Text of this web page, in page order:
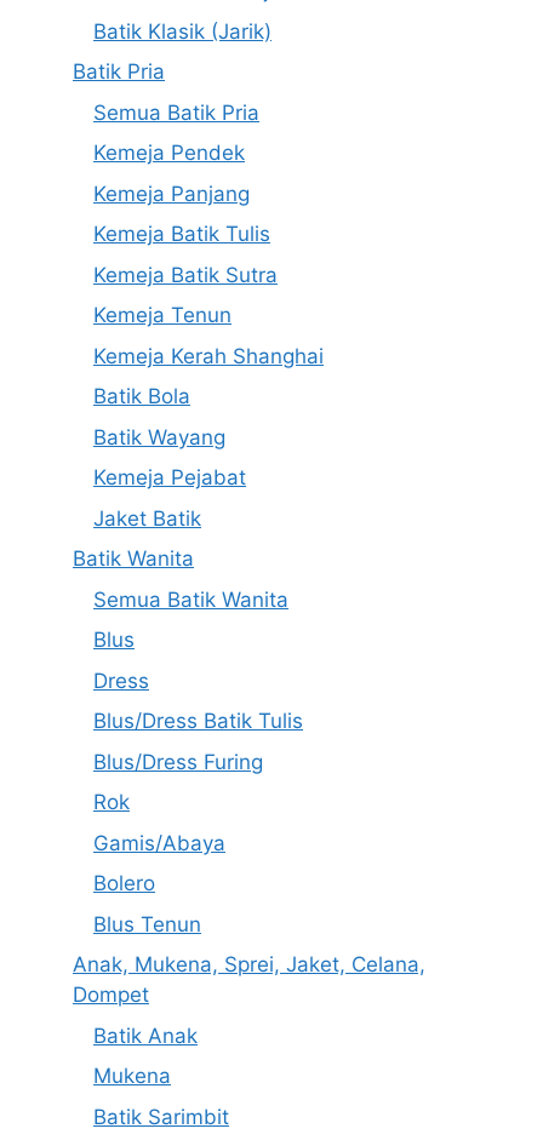
Batik Klasik (Jarik)
Batik Pria
Semua Batik Pria
Kemeja Pendek
Kemeja Panjang
Kemeja Batik Tulis
Kemeja Batik Sutra
Kemeja Tenun
Kemeja Kerah Shanghai
Batik Bola
Batik Wayang
Kemeja Pejabat
Jaket Batik
Batik Wanita
Semua Batik Wanita
Blus
Dress
Blus/Dress Batik Tulis
Blus/Dress Furing
Rok
Gamis/Abaya
Bolero
Blus Tenun
Anak, Mukena, Sprei, Jaket, Celana,
Dompet
Batik Anak
Mukena
Batik Sarimbit